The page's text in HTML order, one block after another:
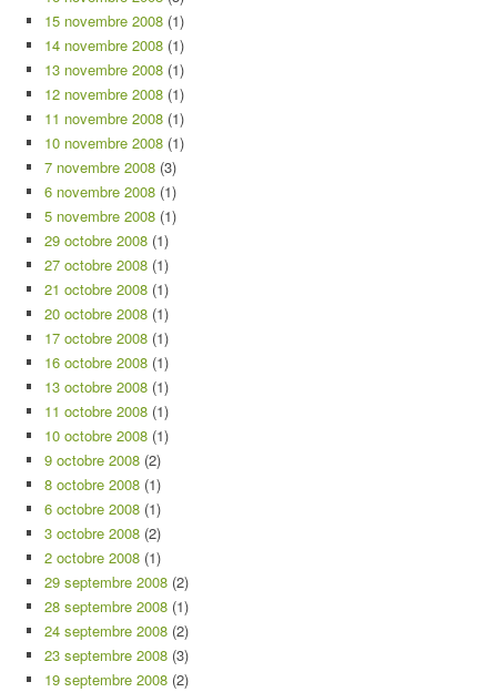
15 novembre 2008 (1)
14 novembre 2008 (1)
13 novembre 2008 (1)
12 novembre 2008 (1)
11 novembre 2008 (1)
10 novembre 2008 (1)
7 novembre 2008 (3)
6 novembre 2008 (1)
5 novembre 2008 (1)
29 octobre 2008 (1)
27 octobre 2008 (1)
21 octobre 2008 (1)
20 octobre 2008 (1)
17 octobre 2008 (1)
16 octobre 2008 (1)
13 octobre 2008 (1)
11 octobre 2008 (1)
10 octobre 2008 (1)
9 octobre 2008 (2)
8 octobre 2008 (1)
6 octobre 2008 (1)
3 octobre 2008 (2)
2 octobre 2008 (1)
29 septembre 2008 (2)
28 septembre 2008 (1)
24 septembre 2008 (2)
23 septembre 2008 (3)
19 septembre 2008 (2)